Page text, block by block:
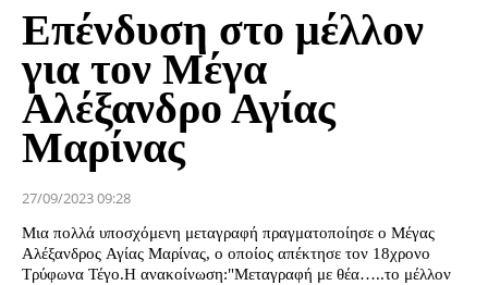
Επένδυση στο μέλλον
για τον Μέγα
Αλέξανδρο Αγίας
Μαρίνας
27/09/2023 09:28
Μια πολλά υποσχόμενη μεταγραφή πραγματοποίησε ο Μέγας
Αλέξανδρος Αγίας Μαρίνας, ο οποίος απέκτησε τον 18χρονο
Τρύφωνα Τέγο.Η ανακοίνωση:"Μεταγραφή με θέα…..το μέλλον